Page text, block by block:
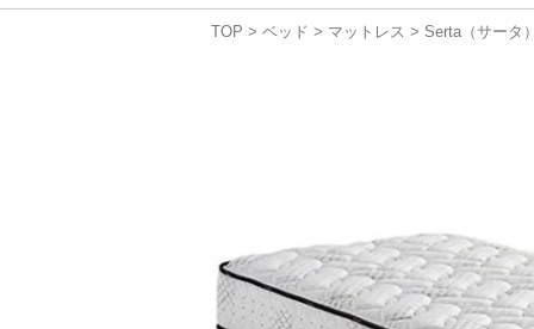
TOP ベッド マットレス Serta（サータ